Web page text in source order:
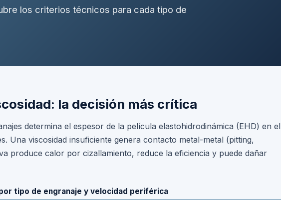
los criterios técnicos para cada tipo de
la decisión más crítica
determina el espesor de la película elastohidrodinámica (EHD) en el
Una viscosidad insuficiente genera contacto metal-metal (pitting,
produce calor por cizallamiento, reduce la eficiencia y puede dañar
tipo de engranaje y velocidad periférica